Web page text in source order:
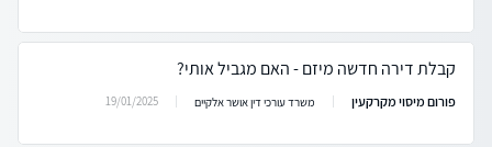
קבלת דירה חדשה מיזם - האם מגביל אותי?
פורום מיסוי מקרקעין משרד עורכי דין אושר אלקיים 19/01/2025